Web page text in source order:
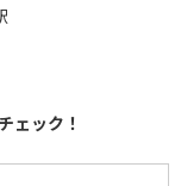
ェック！